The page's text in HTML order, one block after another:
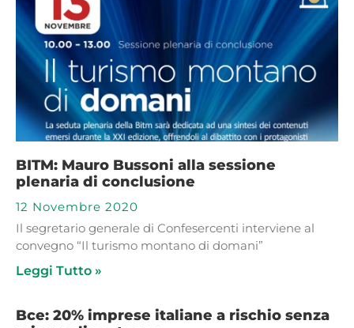
BITM: Mauro Bussoni alla sessione
plenaria di conclusione
12 Novembre 2020
Il segretario generale di Confesercenti interviene al
convegno “Il turismo montano di domani”
Leggi Tutto »
Bce: 20% imprese italiane a rischio senza